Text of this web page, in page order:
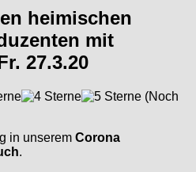
heimischen
mit
27.3.20
(Noch
in unserem Corona
.